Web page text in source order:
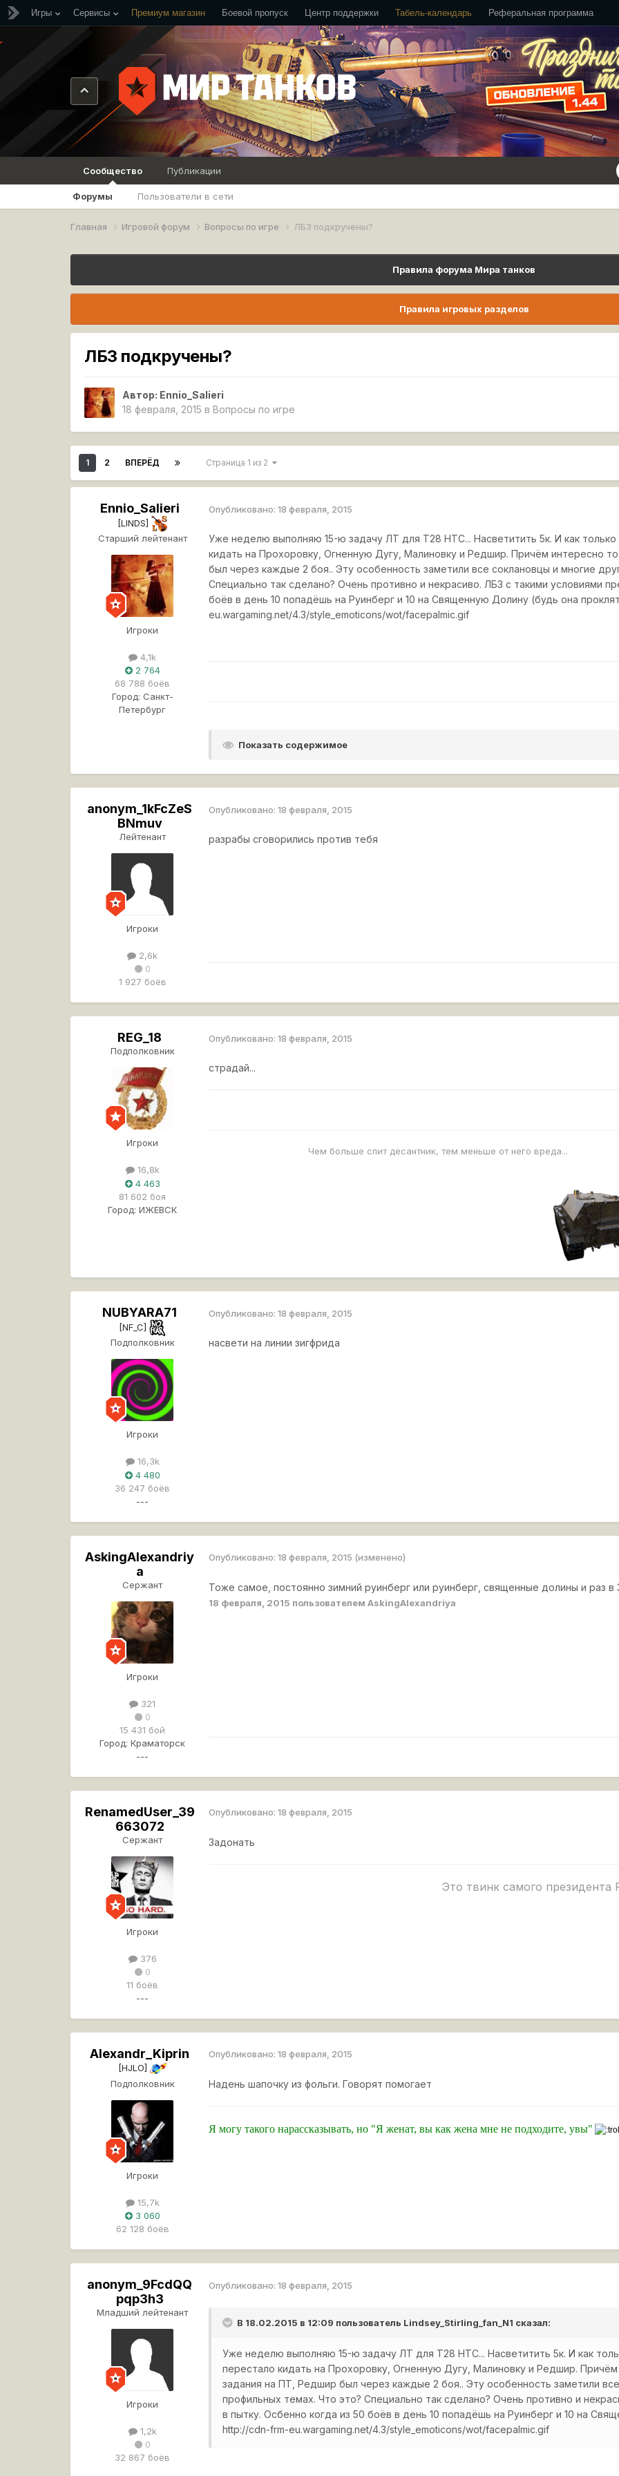
Игры Сервисы Премиум магазин Боевой пропуск Центр поддержки Табель-календарь Реферальная программа
Сообщество
Форумы Пользователи в сети
Публикации
Главная Игровой форум Вопросы по игре ЛБЗ подкручены?
Правила форума Мира танков
Правила игровых разделов
ЛБЗ подкручены?
Автор: Ennio_Salieri
18 февраля, 2015 в Вопросы по игре
1 2 ВПЕРЁД Страница 1 из 2
Ennio_Salieri
[LINDS]
Старший лейтенант
Игроки
4,1k
2 764
68 788 боёв
Город: Санкт-
Петербург
Опубликовано:18 февраля, 2015
Уже неделю выполняю 15-ю задачу ЛТ для Т28 НТС... Насветитить 5к. И как
кидать на Прохоровку, Огненную Дугу, Малиновку и Редшир. Причём интересно
был через каждые 2 боя.. Эту особенность заметили все соклановцы и многие
Специально так сделано? Очень противно и некрасиво. ЛБЗ с такими условиями
боёв в день 10 попадёшь на Руинберг и 10 на Священную Долину (будь она
eu.wargaming.net/4.3/style_emoticons/wot/facepalmic.gif
Показать содержимое
anonym_1kFcZeS
BNmuv
Лейтенант
Игроки
2,6k
0
1 927 боёв
Опубликовано:18 февраля, 2015
разрабы сговорились против тебя
REG_18
Подполковник
Игроки
16,8k
4 463
81 602 боя
Город: ИЖЕВСК
Опубликовано:18 февраля, 2015
страдай...
Чем больше спит десантник, тем меньше от него вреда...
NUBYARA71
[NF_C]
Подполковник
Игроки
16,3k
4 480
36 247 боёв
---
Опубликовано:18 февраля, 2015
насвети на линии зигфрида
AskingAlexandriy
a
Сержант
Игроки
321
0
15 431 бой
Город: Краматорск
---
Опубликовано:18 февраля, 2015 (изменено)
Тоже самое, постоянно зимний руинберг или руинберг, священные долины и раз
18 февраля, 2015 пользователем AskingAlexandriya
RenamedUser_39
663072
Сержант
Игроки
376
0
11 боёв
---
Опубликовано:18 февраля, 2015
Задонать
Это твинк самого
Alexandr_Kiprin
[HJLO]
Подполковник
Игроки
15,7k
3 060
62 128 боёв
Опубликовано:18 февраля, 2015
Надень шапочку из фольги. Говорят помогает
Я могу такого нарассказывать, но "Я женат, вы как жена мне не подходите, увы"
anonym_9FcdQQ
pqp3h3
Младший лейтенант
Игроки
1,2k
0
32 867 боёв
Опубликовано:18 февраля, 2015
В 18.02.2015 в 12:09 пользователь Lindsey_Stirling_fan_N1 сказал:
Уже неделю выполняю 15-ю задачу ЛТ для Т28 НТС... Насветитить 5к. И как
перестало кидать на Прохоровку, Огненную Дугу, Малиновку и Редшир.
задания на ПТ, Редшир был через каждые 2 боя.. Эту особенность заметили
профильных темах. Что это? Специально так сделано? Очень противно и
в пытку. Осбенно когда из 50 боёв в день 10 попадёшь на Руинберг и 10 на
http://cdn-frm-eu.wargaming.net/4.3/style_emoticons/wot/facepalmic.gif